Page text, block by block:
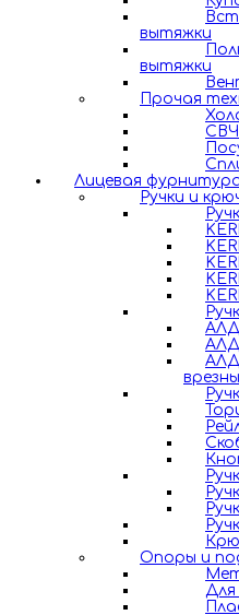
вытяжки
вытяжки
Прочая
СВЧ
Лицевая
Ручки и
Опоры и